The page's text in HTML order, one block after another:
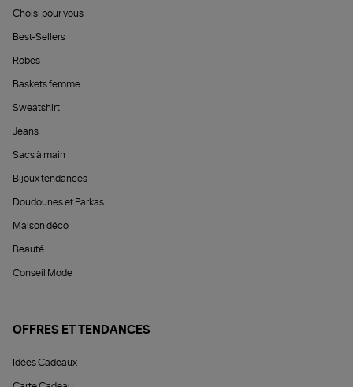
Choisi pour vous
Best-Sellers
Robes
Baskets femme
Sweatshirt
Jeans
Sacs à main
Bijoux tendances
Doudounes et Parkas
Maison déco
Beauté
Conseil Mode
OFFRES ET TENDANCES
Idées Cadeaux